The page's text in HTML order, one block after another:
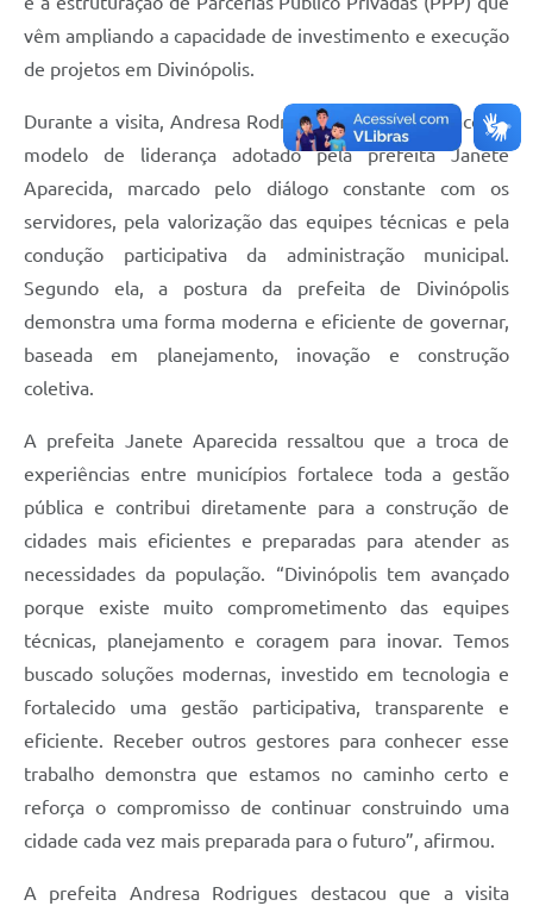
vêm ampliando a capacidade de investimento e execução
de projetos em Divinópolis.
Durante a visita, Andresa Rodrigues também destacou o
modelo de liderança adotado pela prefeita Janete
Aparecida, marcado pelo diálogo constante com os
servidores, pela valorização das equipes técnicas e pela
condução participativa da administração municipal.
Segundo ela, a postura da prefeita de Divinópolis
demonstra uma forma moderna e eficiente de governar,
baseada em planejamento, inovação e construção
coletiva.
A prefeita Janete Aparecida ressaltou que a troca de
experiências entre municípios fortalece toda a gestão
pública e contribui diretamente para a construção de
cidades mais eficientes e preparadas para atender as
necessidades da população. “Divinópolis tem avançado
porque existe muito comprometimento das equipes
técnicas, planejamento e coragem para inovar. Temos
buscado soluções modernas, investido em tecnologia e
fortalecido uma gestão participativa, transparente e
eficiente. Receber outros gestores para conhecer esse
trabalho demonstra que estamos no caminho certo e
reforça o compromisso de continuar construindo uma
cidade cada vez mais preparada para o futuro”, afirmou.
A prefeita Andresa Rodrigues destacou que a visita